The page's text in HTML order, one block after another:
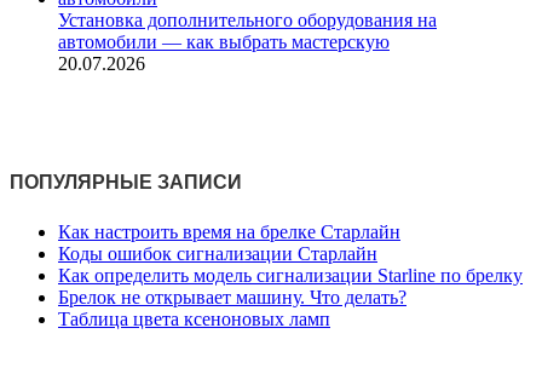
Установка дополнительного оборудования на
автомобили — как выбрать мастерскую
20.07.2026
ПОПУЛЯРНЫЕ ЗАПИСИ
Как настроить время на брелке Старлайн
Коды ошибок сигнализации Старлайн
Как определить модель сигнализации Starline по брелку
Брелок не открывает машину. Что делать?
Таблица цвета ксеноновых ламп